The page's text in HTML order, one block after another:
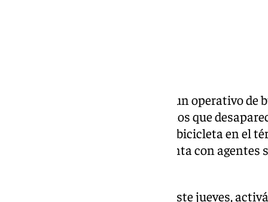
La Guardia Civil ha desplegado un operativo
Opperman, un hombre de 50 años que
mientras realizaba una ruta en bicicleta en el
Sierra (Jaén). El dispositivo cuenta con agentes
La desaparición fue reportada este jueves,